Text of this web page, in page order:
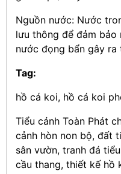
Nguồn nước: Nước
lưu thông để đảm bảo
nước đọng bẩn gây ra
Tag:
hồ cá koi, hồ cá koi
Tiểu cảnh Toàn Phát
cảnh hòn non bộ, đất
sân vườn, tranh đá
cầu thang, thiết kế hồ